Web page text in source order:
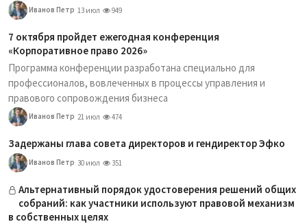
Иванов Петр 13 июл 949
7 октября пройдет ежегодная конференция
«Корпоративное право 2026»
Программа конференции разработана специально для
профессионалов, вовлеченных в процессы управления и
правового сопровождения бизнеса
Иванов Петр 21 июл 474
Задержаны глава совета директоров и гендиректор Эфко
Иванов Петр 30 июл 351
Альтернативный порядок удостоверения решений общих
собраний: как участники используют правовой механизм
в собственных целях